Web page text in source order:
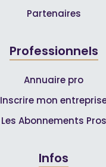
Partenaires
Professionnels
Annuaire pro
Inscrire mon
Les Abonnements Pros
Infos